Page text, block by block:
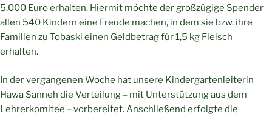
5.000 Euro erhalten. Hiermit möchte der großzügige Spender
allen 540 Kindern eine Freude machen, in dem sie bzw. ihre
Familien zu Tobaski einen Geldbetrag für 1,5 kg Fleisch
erhalten.
In der vergangenen Woche hat unsere Kindergartenleiterin
Hawa Sanneh die Verteilung – mit Unterstützung aus dem
Lehrerkomitee – vorbereitet. Anschließend erfolgte die